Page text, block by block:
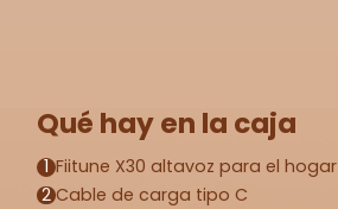
Qué hay en la caja
1 Fiitune X30 altavoz para el hogar
2Cable de carga tipo C